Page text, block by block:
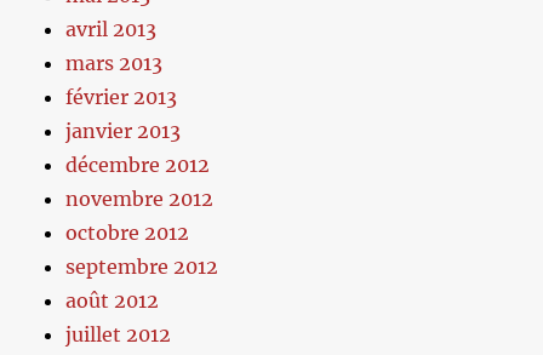
avril 2013
mars 2013
février 2013
janvier 2013
décembre 2012
novembre 2012
octobre 2012
septembre 2012
août 2012
juillet 2012